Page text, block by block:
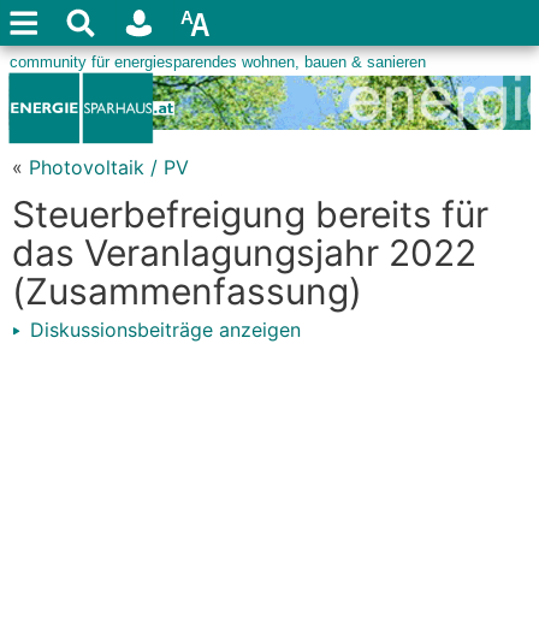
« Photovoltaik / PV
Steuerbefreigung bereits für
das Veranlagungsjahr 2022
(Zusammenfassung)
Diskussionsbeiträge anzeigen